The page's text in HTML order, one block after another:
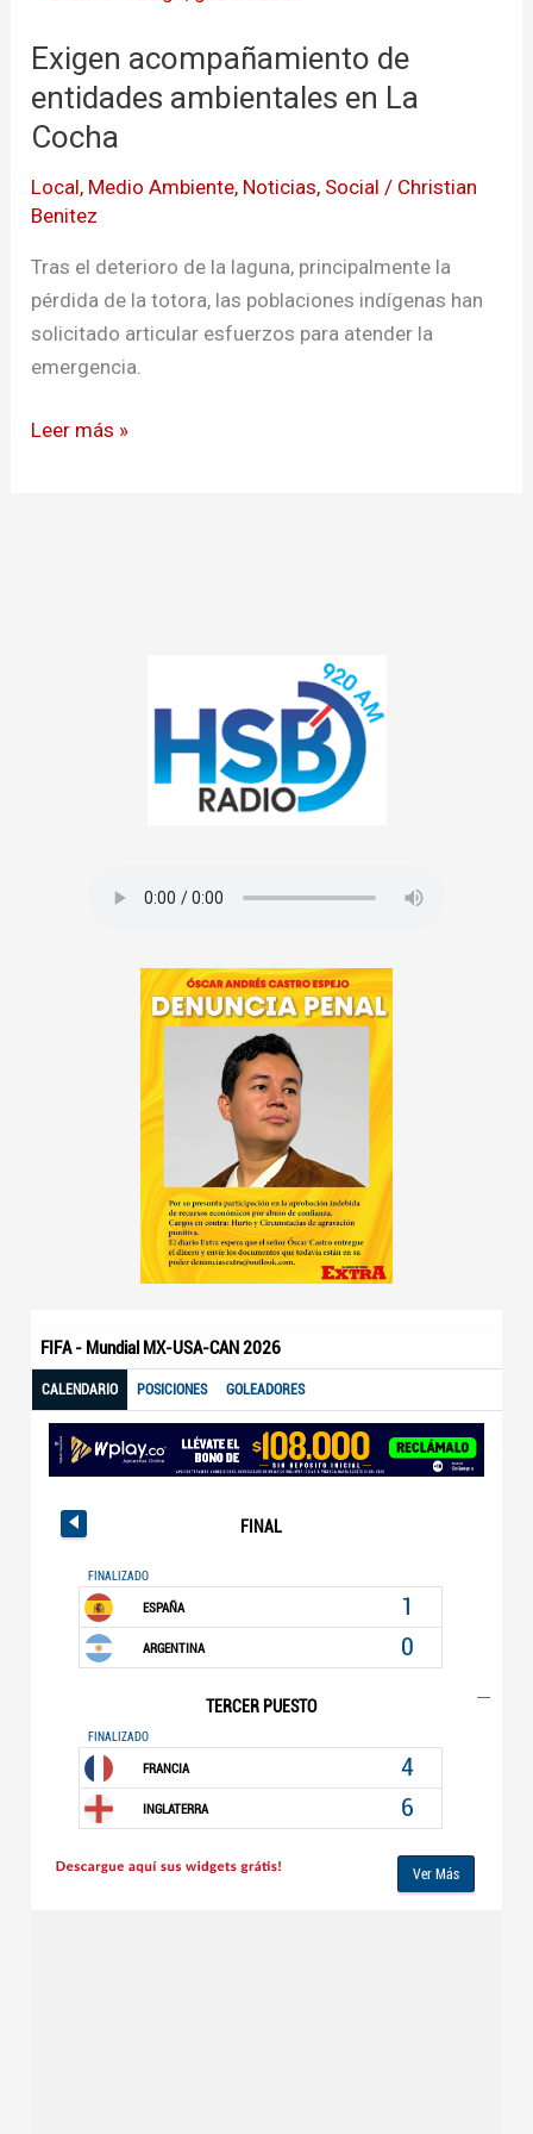
Exigen acompañamiento de
entidades ambientales en La
Cocha
Local, Medio Ambiente, Noticias, Social / Christian
Benitez
Tras el deterioro de la laguna, principalmente la
pérdida de la totora, las poblaciones indígenas han
solicitado articular esfuerzos para atender la
emergencia.
de
entidades
ambientales
en
La
Cocha
Leer más »